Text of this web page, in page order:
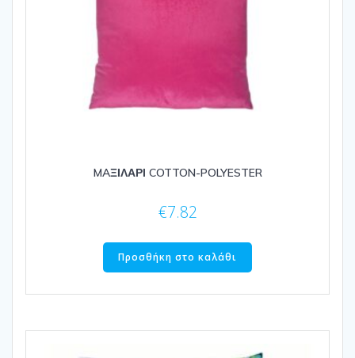
MAΞΙΛΑΡΙ COTTON-POLYESTER
€7.82
Προσθήκη στο καλάθι